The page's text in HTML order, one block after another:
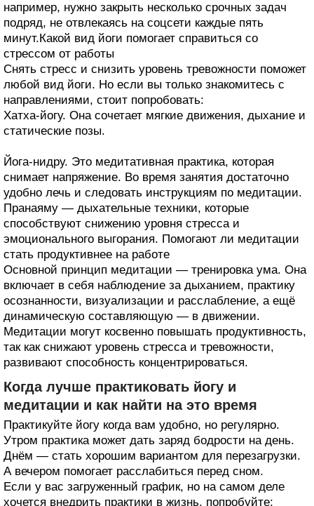
например, нужно закрыть несколько срочных задач
подряд, не отвлекаясь на соцсети каждые пять
минут.Какой вид йоги помогает справиться со
стрессом от работы
Снять стресс и снизить уровень тревожности поможет
любой вид йоги. Но если вы только знакомитесь с
направлениями, стоит попробовать:
Хатха-йогу. Она сочетает мягкие движения, дыхание и
статические позы.
Йога-нидру. Это медитативная практика, которая
снимает напряжение. Во время занятия достаточно
удобно лечь и следовать инструкциям по медитации.
Пранаяму — дыхательные техники, которые
способствуют снижению уровня стресса и
эмоционального выгорания. Помогают ли медитации
стать продуктивнее на работе
Основной принцип медитации — тренировка ума. Она
включает в себя наблюдение за дыханием, практику
осознанности, визуализации и расслабление, а ещё
динамическую составляющую — в движении.
Медитации могут косвенно повышать продуктивность,
так как снижают уровень стресса и тревожности,
развивают способность концентрироваться.
Когда лучше практиковать йогу и
медитации и как найти на это время
Практикуйте йогу когда вам удобно, но регулярно.
Утром практика может дать заряд бодрости на день.
Днём — стать хорошим вариантом для перезагрузки.
А вечером помогает расслабиться перед сном.
Если у вас загруженный график, но на самом деле
хочется внедрить практики в жизнь, попробуйте: